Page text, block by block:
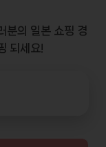
분의 일본 쇼핑 경
되세요!